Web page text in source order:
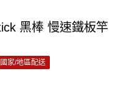
黑棒 慢速鐵板竿
國家/地區配送